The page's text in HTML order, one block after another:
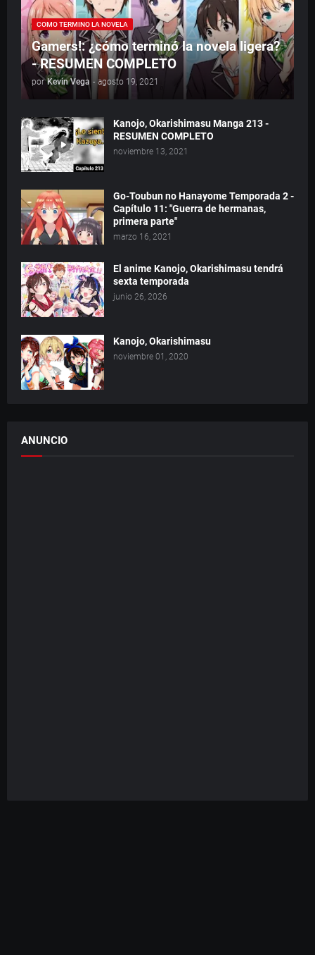
COMO TERMINO LA NOVELA
Gamers!: ¿cómo terminó la novela ligera?
- RESUMEN COMPLETO
por Kevin Vega - agosto 19, 2021
Kanojo, Okarishimasu Manga 213 -
RESUMEN COMPLETO
noviembre 13, 2021
Go-Toubun no Hanayome Temporada 2 -
Capítulo 11: "Guerra de hermanas,
primera parte"
marzo 16, 2021
El anime Kanojo, Okarishimasu tendrá
sexta temporada
junio 26, 2026
Kanojo, Okarishimasu
noviembre 01, 2020
ANUNCIO